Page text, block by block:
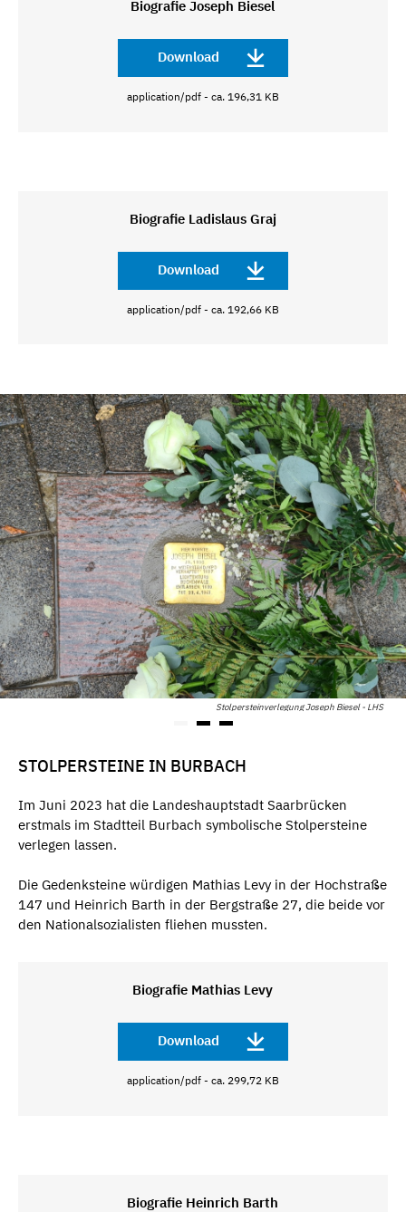
Biografie Joseph Biesel
Download
application/pdf - ca. 196,31 KB
Biografie Ladislaus Graj
Download
application/pdf - ca. 192,66 KB
Stolpersteinverlegung Joseph Biesel - LHS
STOLPERSTEINE IN BURBACH
Im Juni 2023 hat die Landeshauptstadt Saarbrücken
erstmals im Stadtteil Burbach symbolische Stolpersteine
verlegen lassen.
Die Gedenksteine würdigen Mathias Levy in der Hochstraße
147 und Heinrich Barth in der Bergstraße 27, die beide vor
den Nationalsozialisten fliehen mussten.
Biografie Mathias Levy
Download
application/pdf - ca. 299,72 KB
Biografie Heinrich Barth